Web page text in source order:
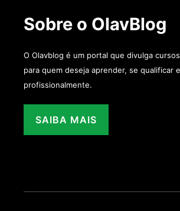
Sobre o OlavBlog
O Olavblog é um portal que divulga
para quem deseja aprender, se qualificar
profissionalmente.
SAIBA MAIS